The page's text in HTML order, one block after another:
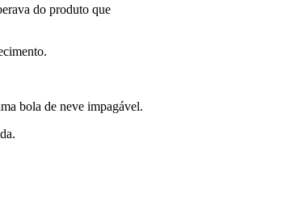
do produto que
bola de neve impagável.